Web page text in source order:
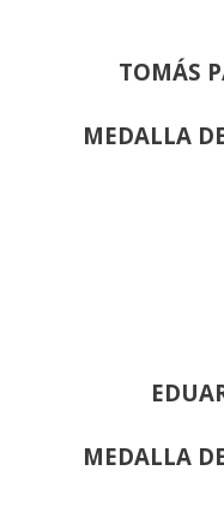
TOMÁS
MEDALLA
MEDALLA